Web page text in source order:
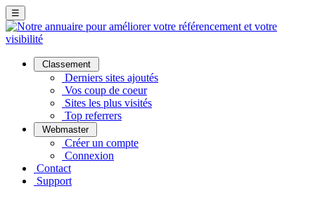
☰
Classement
Derniers sites ajoutés
Vos coup de coeur
Sites les plus visités
Top referrers
Webmaster
Créer un compte
Connexion
Contact
Support